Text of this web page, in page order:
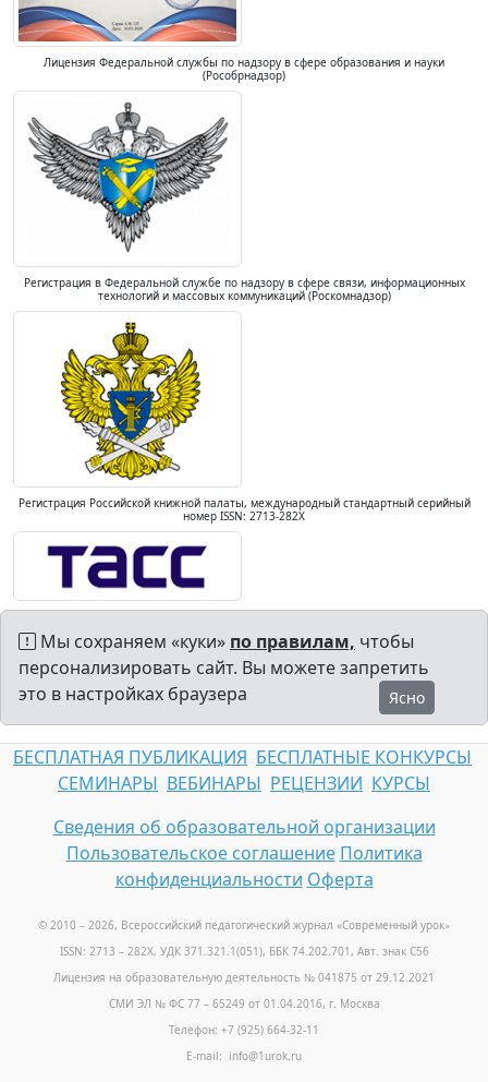
Лицензия Федеральной службы по надзору в сфере образования и науки
(Рособрнадзор)
Регистрация в Федеральной службе по надзору в сфере связи, информационных
технологий и массовых коммуникаций (Роскомнадзор)
Регистрация Российской книжной палаты, международный стандартный серийный
номер ISSN: 2713-282X
Мы сохраняем «куки» по правилам, чтобы
персонализировать сайт. Вы можете запретить
это в настройках браузера
Ясно
БЕСПЛАТНАЯ ПУБЛИКАЦИЯ БЕСПЛАТНЫЕ КОНКУРСЫ
СЕМИНАРЫ ВЕБИНАРЫ РЕЦЕНЗИИ КУРСЫ
Сведения об образовательной организации
Пользовательское соглашение Политика
конфиденциальности Оферта
© 2010 – 2026, Всероссийский педагогический журнал «Современный урок»
ISSN: 2713 – 282X, УДК 371.321.1(051), ББК 74.202.701, Авт. знак С56
Лицензия на образовательную деятельность № 041875 от 29.12.2021
СМИ ЭЛ № ФС 77 – 65249 от 01.04.2016, г. Москва
Телефон: +7 (925) 664-32-11
E-mail: info@1urok.ru